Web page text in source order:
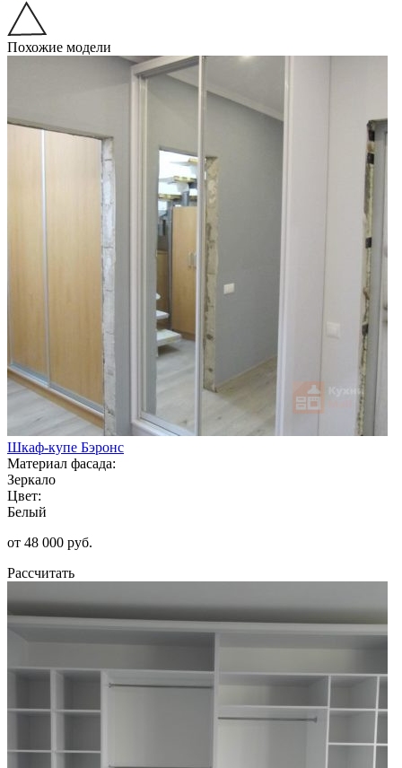
Похожие модели
Шкаф-купе Бэронс
Материал фасада:
Зеркало
Цвет:
Белый
от 48 000 руб.
Рассчитать